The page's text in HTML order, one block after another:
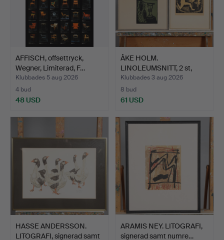
AFFISCH, offsettryck,
Wegner, Limiterad, F…
Klubbades 5 aug 2026
4 bud
48 USD
ÅKE HOLM.
LINOLEUMSNITT, 2 st,
signerade.
Klubbades 3 aug 2026
8 bud
61 USD
HASSE ANDERSSON.
LITOGRAFI, signerad samt
ARAMIS NEY. LITOGRAFI,
signerad samt numre…